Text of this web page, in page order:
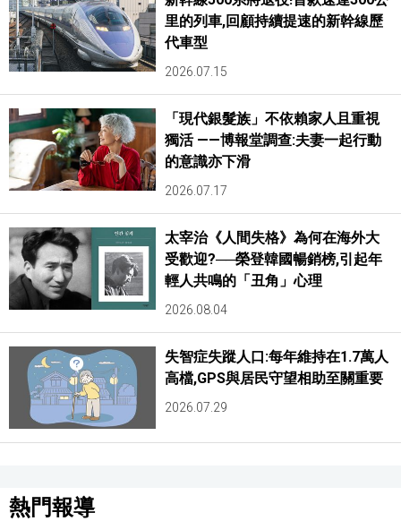
里的列車,回顧持續提速的新幹線歷
代車型
2026.07.15
「現代銀髮族」不依賴家人且重視
獨活 ——博報堂調查:夫妻一起行動
的意識亦下滑
2026.07.17
太宰治《人間失格》為何在海外大
受歡迎?──榮登韓國暢銷榜,引起年
輕人共鳴的「丑角」心理
2026.08.04
失智症失蹤人口:每年維持在1.7萬人
高檔,GPS與居民守望相助至關重要
2026.07.29
熱門報導